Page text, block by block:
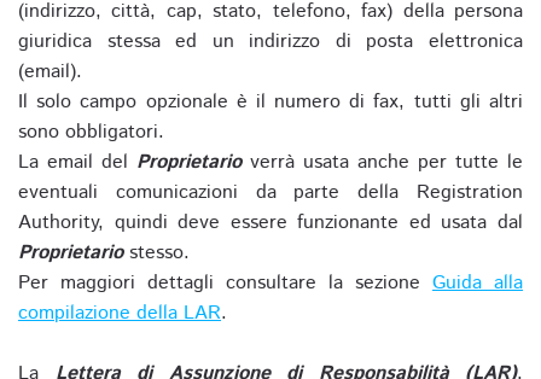
(indirizzo, città, cap, stato, telefono, fax) della persona
giuridica stessa ed un indirizzo di posta elettronica
(email).
Il solo campo opzionale è il numero di fax, tutti gli altri
sono obbligatori.
La email del Proprietarioverrà usata anche per tutte le
eventuali comunicazioni da parte della Registration
Authority, quindi deve essere funzionante ed usata dal
Proprietariostesso.
Per maggiori dettagli consultare la sezione Guida alla
compilazione della LAR.